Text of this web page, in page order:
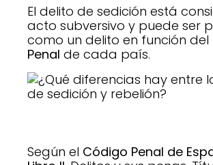
El delito de sedición está
acto subversivo y puede ser
como un delito en función del
Penal de cada país.
Según el Código Penal de